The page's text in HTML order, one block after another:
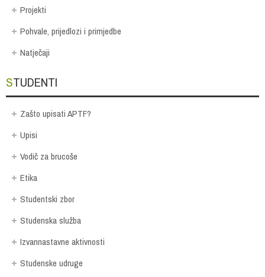
Projekti
Pohvale, prijedlozi i primjedbe
Natječaji
STUDENTI
Zašto upisati APTF?
Upisi
Vodič za brucoše
Etika
Studentski zbor
Studenska služba
Izvannastavne aktivnosti
Studenske udruge